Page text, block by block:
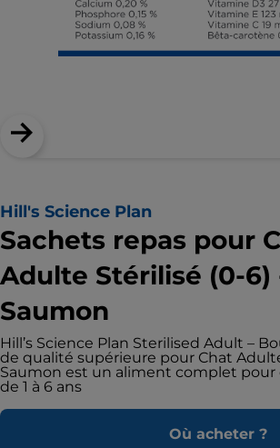
Hill's Science Plan
Sachets repas pour
Adulte Stérilisé (0-6)
Saumon
Hill’s Science Plan Sterilised Adult –
de qualité supérieure pour Chat
Saumon est un aliment complet pour
de 1 à 6 ans
Où acheter ?